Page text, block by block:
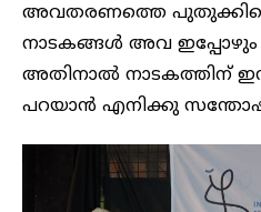
അവതരണത്തെ
നാടകങ്ങൾ അവ ഇപ്പോഴും
അതിനാൽ നാടകത്തിന്
പറയാൻ എനിക്കു